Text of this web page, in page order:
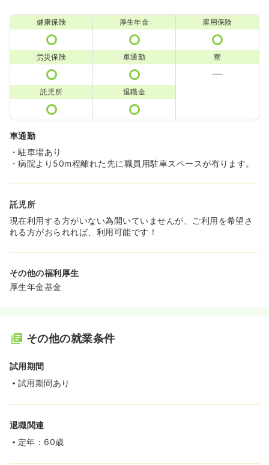
健康保険 厚生年金 雇用保険
労災保険 車通勤 寮
託児所 退職金
車通勤
・駐車場あり
・病院より50m程離れた先に職員用駐車スペースが有ります。
託児所
現在利用する方がいない為開いていませんが、ご利用を希望さ
れる方がおられれば、利用可能です！
その他の福利厚生
厚生年金基金
その他の就業条件
試用期間
試用期間あり
退職関連
定年：60歳